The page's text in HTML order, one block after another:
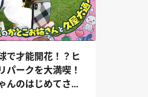
で才能開花！？ヒ
パークを大満喫！
んのはじめてさん